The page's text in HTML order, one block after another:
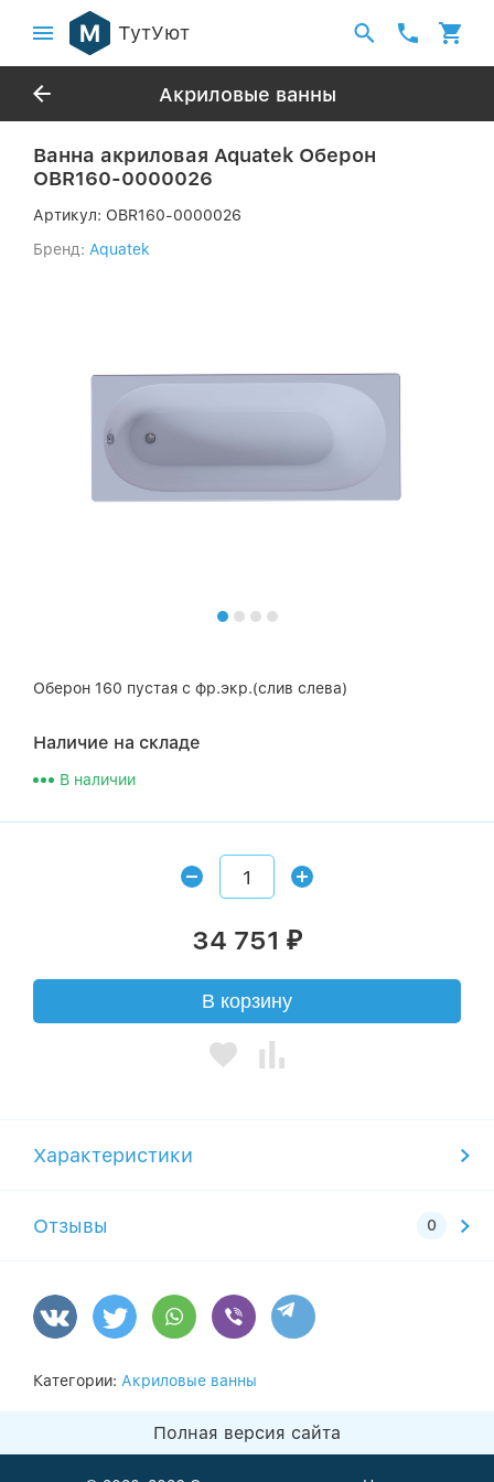
ТутУют
Акриловые ванны
Ванна акриловая Aquatek Оберон
OBR160-0000026
Артикул: OBR160-0000026
Бренд: Aquatek
Оберон 160 пустая с фр.экр.(слив слева)
Наличие на складе
В наличии
34 751 ₽
В корзину
Характеристики
Отзывы
Категории: Акриловые ванны
Полная версия сайта